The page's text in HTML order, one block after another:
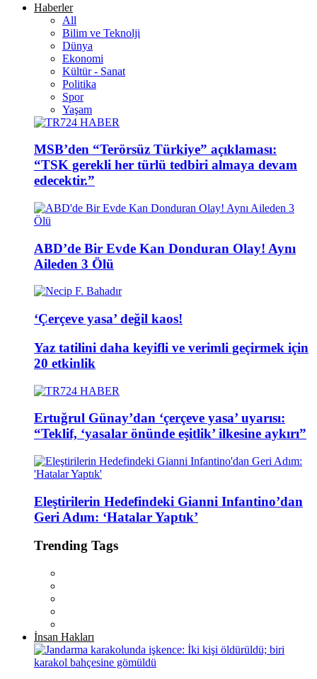
Haberler
All
Bilim ve Teknolji
Dünya
Ekonomi
Kültür - Sanat
Politika
Spor
Yaşam
MSB’den “Terörsüz Türkiye” açıklaması:
“TSK gerekli her türlü tedbiri almaya devam
edecektir.”
ABD’de Bir Evde Kan Donduran Olay! Aynı
Aileden 3 Ölü
‘Çerçeve yasa’ değil kaos!
Yaz tatilini daha keyifli ve verimli geçirmek için
20 etkinlik
Ertuğrul Günay’dan ‘çerçeve yasa’ uyarısı:
“Teklif, ‘yasalar önünde eşitlik’ ilkesine aykırı”
Eleştirilerin Hedefindeki Gianni Infantino’dan
Geri Adım: ‘Hatalar Yaptık’
Trending Tags
İnsan Hakları